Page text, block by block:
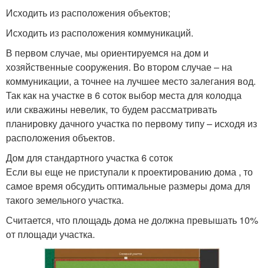
Исходить из расположения объектов;
Исходить из расположения коммуникаций.
В первом случае, мы ориентируемся на дом и
хозяйственные сооружения. Во втором случае – на
коммуникации, а точнее на лучшее место залегания вод.
Так как на участке в 6 соток выбор места для колодца
или скважины невелик, то будем рассматривать
планировку дачного участка по первому типу – исходя из
расположения объектов.
Дом для стандартного участка 6 соток
Если вы еще не приступали к проектированию дома , то
самое время обсудить оптимальные размеры дома для
такого земельного участка.
Считается, что площадь дома не должна превышать 10%
от площади участка.